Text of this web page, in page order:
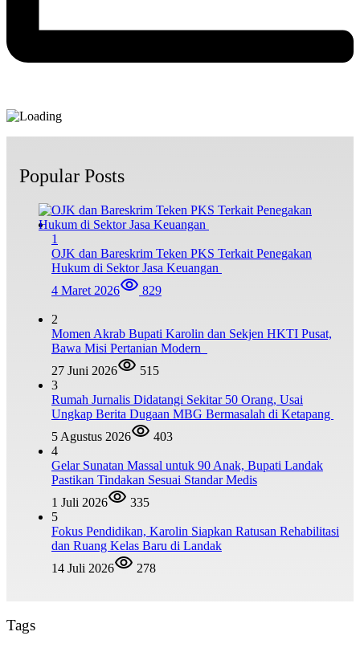
Popular Posts
1
OJK dan Bareskrim Teken PKS Terkait Penegakan
Hukum di Sektor Jasa Keuangan
4 Maret 2026
829
2
Momen Akrab Bupati Karolin dan Sekjen HKTI Pusat,
Bawa Misi Pertanian Modern
27 Juni 2026
515
3
Rumah Jurnalis Didatangi Sekitar 50 Orang, Usai
Ungkap Berita Dugaan MBG Bermasalah di Ketapang
5 Agustus 2026
403
4
Gelar Sunatan Massal untuk 90 Anak, Bupati Landak
Pastikan Tindakan Sesuai Standar Medis
1 Juli 2026
335
5
Fokus Pendidikan, Karolin Siapkan Ratusan Rehabilitasi
dan Ruang Kelas Baru di Landak
14 Juli 2026
278
Tags